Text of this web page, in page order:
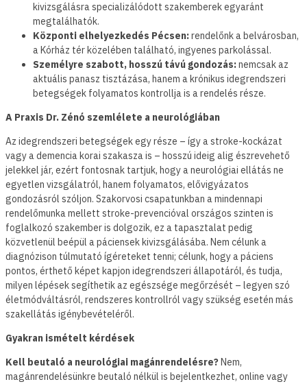
kivizsgálásra specializálódott szakemberek egyaránt
megtalálhatók.
Központi elhelyezkedés Pécsen:rendelőnk a belvárosban,
a Kórház tér közelében található, ingyenes parkolással.
Személyre szabott, hosszú távú gondozás:nemcsak az
aktuális panasz tisztázása, hanem a krónikus idegrendszeri
betegségek folyamatos kontrollja is a rendelés része.
A Praxis Dr. Zénó szemlélete a neurológiában
Az idegrendszeri betegségek egy része – így a stroke-kockázat
vagy a demencia korai szakasza is – hosszú ideig alig észrevehető
jelekkel jár, ezért fontosnak tartjuk, hogy a neurológiai ellátás ne
egyetlen vizsgálatról, hanem folyamatos, elővigyázatos
gondozásról szóljon. Szakorvosi csapatunkban a mindennapi
rendelőmunka mellett stroke-prevencióval országos szinten is
foglalkozó szakember is dolgozik, ez a tapasztalat pedig
közvetlenül beépül a páciensek kivizsgálásába. Nem célunk a
diagnózison túlmutató ígéreteket tenni; célunk, hogy a páciens
pontos, érthető képet kapjon idegrendszeri állapotáról, és tudja,
milyen lépések segíthetik az egészsége megőrzését – legyen szó
életmódváltásról, rendszeres kontrollról vagy szükség esetén más
szakellátás igénybevételéről.
Gyakran ismételt kérdések
Kell beutaló a neurológiai magánrendelésre? Nem,
magánrendelésünkre beutaló nélkül is bejelentkezhet, online vagy